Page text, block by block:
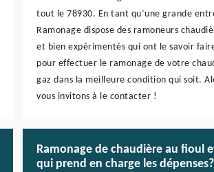
tout le 78930. En tant qu’une grande
Ramonage dispose des ramoneurs
et bien expérimentés qui ont le savoir
pour effectuer le ramonage de votre
gaz dans la meilleure condition qui soit.
vous invitons à le contacter !
Ramonage de chaudière au fioul
qui prend en charge les dépenses?